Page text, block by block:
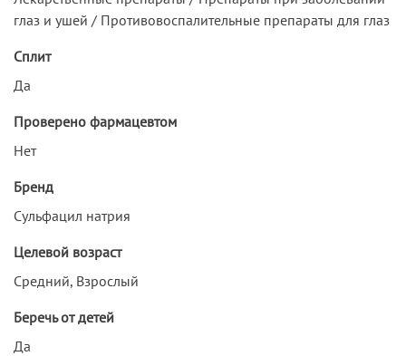
глаз и ушей / Противовоспалительные препараты для глаз
Сплит
Да
Проверено фармацевтом
Нет
Бренд
Сульфацил натрия
Целевой возраст
Средний, Взрослый
Беречь от детей
Да